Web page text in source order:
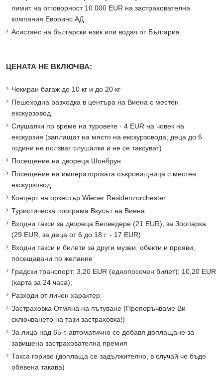
лимит на отговорност 10 000 EUR на застрахователна
компания Евроинс АД
Асистанс на български език или водач от България
ЦЕНАТА НЕ ВКЛЮЧВА:
Чекиран багаж до 10 кг и до 20 кг
Пешеходна разходка в центъра на Виена с местен
екскурзовод
Слушалки по време на туровете - 4 EUR на човек на
екскурзия (заплащат на място на екскурзовода; деца до 6
години не ползват слушалки и не се таксуват)
Посещение на двореца Шонбрун
Посещение на императорската съкровищница с местен
екскурзовод
Концерт на оркестър Wiener Residenzorchester
Туристическа програма Вкусът на Виена
Входни такси за двореца Белведере (21 EUR), за Зоопарка
(29 EUR, за деца от 6 до 18 г. - 17 EUR)
Входни такси и билети за други музеи, обекти и прояви,
посещавани по желание
Градски транспорт: 3,20 EUR (еднопосочен билет); 10,20 EUR
(карта за 24 часа);
Разходи от личен характер
Застраховка Отмяна на пътуване (Препоръчваме Ви
сключването на тази застраховка!)
За лица над 65 г. автоматично се добавя доплащане за
завишена застрахователна премия
Такса гориво (доплаща се задължително, в случай че бъде
обявена такава)